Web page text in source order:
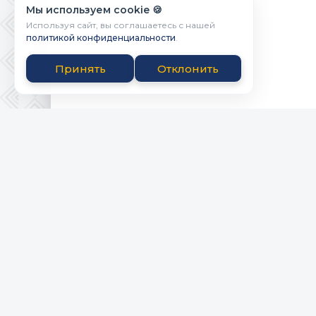
Мы используем cookie 🍪
Используя сайт, вы соглашаетесь с нашей
политикой конфиденциальности.
Принять Отклонить